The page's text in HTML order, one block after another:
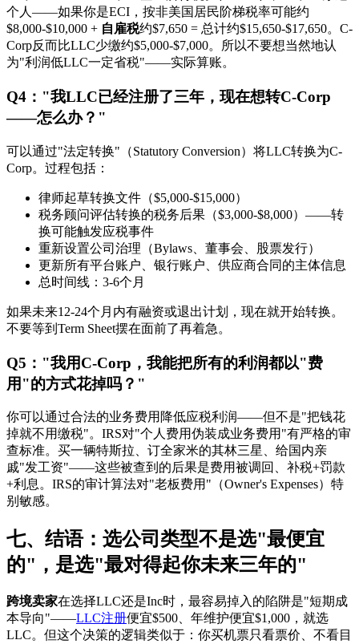
个人——如果你是ECI，按非美国居民阶梯税率可能约
$8,000-$10,000 + 自雇税约$7,650 = 总计约$15,650-$17,650。C-
Corp反而比LLC少缴约$5,000-$7,000。所以不要想当然地认
为"利润低LLC一定省税"——实际算账。
Q4："我LLC已经注册了三年，现在想转C-Corp
——怎么办？"
可以通过"法定转换"（Statutory Conversion）将LLC转换为C-
Corp。过程包括：
律师起草转换文件（$5,000-$15,000）
税务顾问评估转换的税务后果（$3,000-$8,000）——转
换可能触发应税事件
重新设置公司治理（Bylaws、董事会、股票发行）
更新所有平台账户、银行账户、供应商合同的主体信息
总时间线：3-6个月
如果未来12-24个月内有融资或退出计划，现在就开始转换。
不要等到Term Sheet摆在面前了再着急。
Q5："我用C-Corp，我能把所有的利润都以"费
用"的方式花掉吗？"
你可以通过合法的业务费用降低应税利润——但不是"把钱花
掉就不用缴税"。IRS对"个人费用伪装成业务费用"有严格的审
查标准。买一辆特斯拉、订全家米的其林三星、给国内亲
戚"发工资"——这些被查到的后果是费用被调回、补税+罚款
+利息。IRS的审计算法对"老板费用"（Owner's Expenses）特
别敏感。
七、结语：选公司类型不是选"最便宜
的"，是选"最对得起你未来三年的"
跨境卖家在选择LLC还是Inc时，最容易掉入的陷阱是"短期成
本导向"——LLC注册便宜$500、年维护便宜$1,000，就选
LLC。但这个决策的逻辑类似于：你买机票只看票价、不看目